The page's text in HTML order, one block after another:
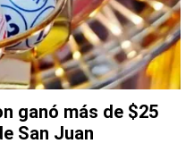
ganó más de $25
San Juan